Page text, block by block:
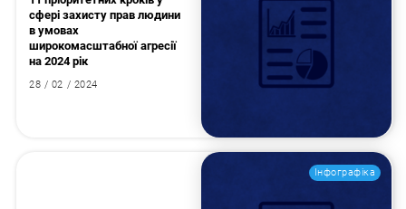
сфері захисту прав людини
в умовах
широкомасштабної агресії
на 2024 рік
28 / 02 / 2024
Інфографіка